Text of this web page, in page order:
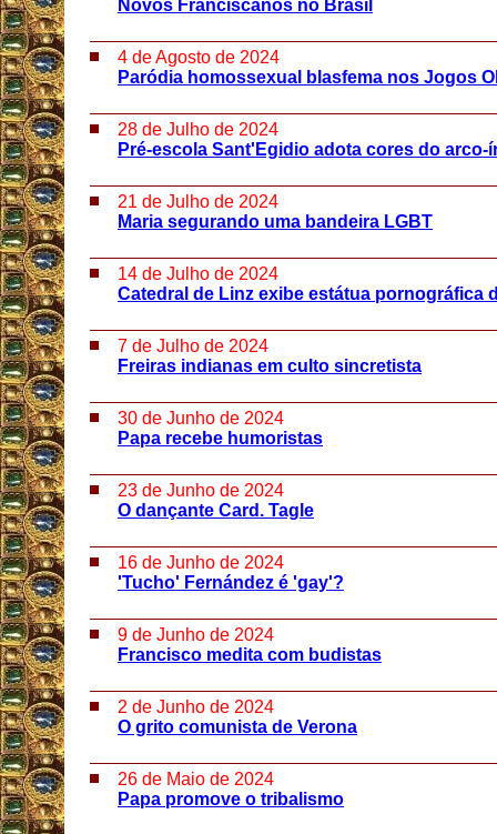
Novos Franciscanos no Brasil
4 de Agosto de 2024
Paródia homossexual blasfema nos Jogos
28 de Julho de 2024
Pré-escola Sant'Egidio adota cores do arco-
21 de Julho de 2024
Maria segurando uma bandeira LGBT
14 de Julho de 2024
Catedral de Linz exibe estátua pornográfica
7 de Julho de 2024
Freiras indianas em culto sincretista
30 de Junho de 2024
Papa recebe humoristas
23 de Junho de 2024
O dançante Card. Tagle
16 de Junho de 2024
'Tucho' Fernández é 'gay'?
9 de Junho de 2024
Francisco medita com budistas
2 de Junho de 2024
O grito comunista de Verona
26 de Maio de 2024
Papa promove o tribalismo